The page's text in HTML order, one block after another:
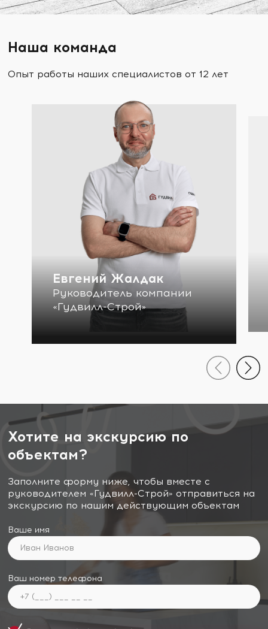
Наша команда
Опыт работы наших специалистов от 12 лет
Евгений Жалдак
Руководитель компании
«Гудвилл-Строй»
Хотите на экскурсию по
объектам?
Заполните форму ниже, чтобы вместе с
руководителем «Гудвилл-Строй» отправиться на
экскурсию по нашим действующим объектам
Ваше имя
Ваш номер телефона